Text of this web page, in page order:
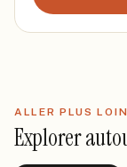
ALLER PLUS LOIN
Explorer